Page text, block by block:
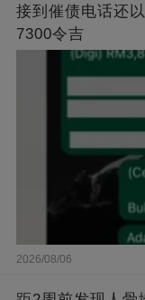
接到催债电话还
7300令吉
2026/08/06